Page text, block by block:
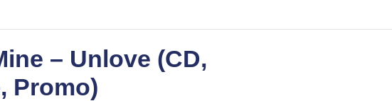
– Unlove (CD,
Promo)